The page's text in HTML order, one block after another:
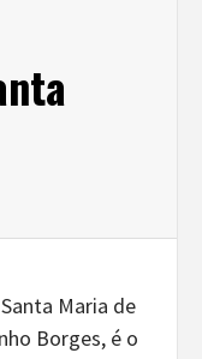
Maria de
Borges, é o